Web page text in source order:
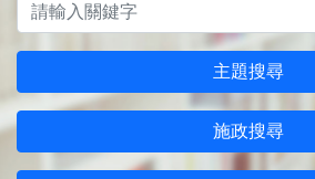
主題搜尋
施政搜尋